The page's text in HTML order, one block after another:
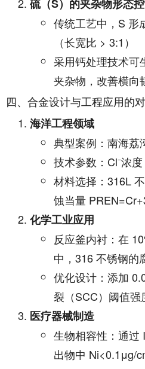
硫（S）的夹杂物形态
传统工艺中，S 形
（长宽比 > 3:1）
采用钙处理技术可
夹杂物，改善横向
四、合金设计与工程应用的
海洋工程领域
典型案例：南海荔
技术参数：Cl⁻浓
材料选择：316L
蚀当量
化学工业应用
反应釜内衬：在
中，316 不锈钢的
优化设计：添加
裂（SCC）阈值强
医疗器械制造
生物相容性：通过
出物中 Ni<0.1μg/